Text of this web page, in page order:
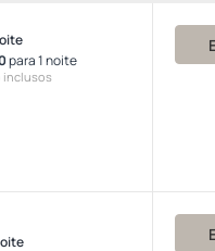
para 1 noite
inclusos